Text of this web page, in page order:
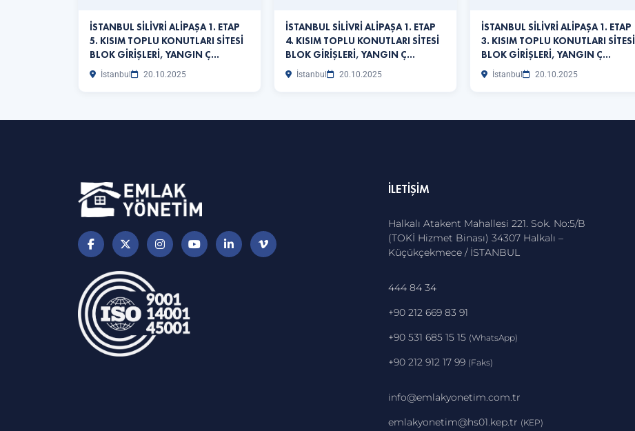
İSTANBUL SİLİVRİ ALİPAŞA 1. ETAP
5. KISIM TOPLU KONUTLARI SİTESİ
BLOK GİRİŞLERİ, YANGIN Ç…
İstanbul 20.10.2025
İSTANBUL SİLİVRİ ALİPAŞA 1. ETAP
4. KISIM TOPLU KONUTLARI SİTESİ
BLOK GİRİŞLERİ, YANGIN Ç…
İstanbul 20.10.2025
İSTANBUL SİLİVRİ ALİPAŞA 1. ETAP
3. KISIM TOPLU KONUTLARI SİTESİ
BLOK GİRİŞLERİ, YANGIN Ç…
İstanbul 20.10.2025
İLETIŞIM
Halkalı Atakent Mahallesi 221. Sok. No:5/B
(TOKİ Hizmet Binası) 34307 Halkalı –
Küçükçekmece / İSTANBUL
444 84 34
+90 212 669 83 91
+90 531 685 15 15 (WhatsApp)
+90 212 912 17 99 (Faks)
info@emlakyonetim.com.tr
emlakyonetim@hs01.kep.tr (KEP)